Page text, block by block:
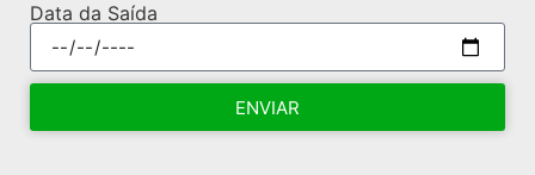
Data da Saída
ENVIAR